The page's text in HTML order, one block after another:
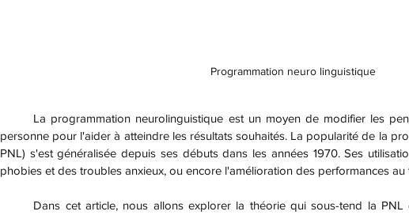
Programmation neuro linguistique
personne pour l'aider à atteindre les résultats souhaités. La popularité de la
PNL) s'est généralisée depuis ses débuts dans les années 1970. Ses
phobies et des troubles anxieux, ou encore l'amélioration des performances